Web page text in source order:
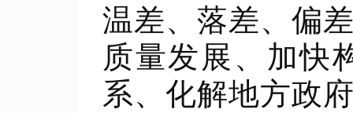
温差、落差、偏
质量发展、加快
系、化解地方政